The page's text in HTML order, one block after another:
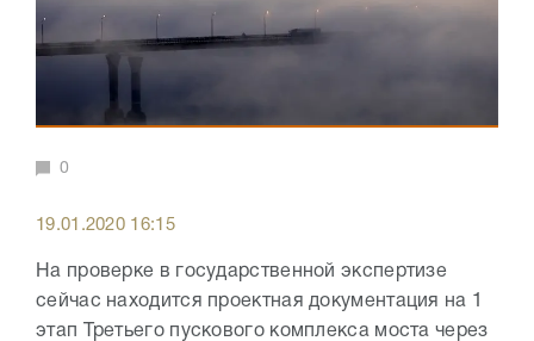
0
19.01.2020 16:15
На проверке в государственной экспертизе
сейчас находится проектная документация на 1
этап Третьего пускового комплекса моста через